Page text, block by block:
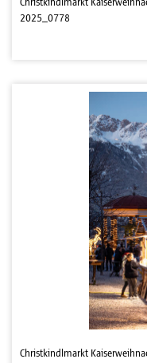
Christkindlmarkt
2025_0778
Christkindlmarkt